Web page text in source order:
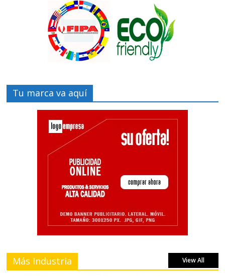
Tu marca va aquí
Más Industria View All